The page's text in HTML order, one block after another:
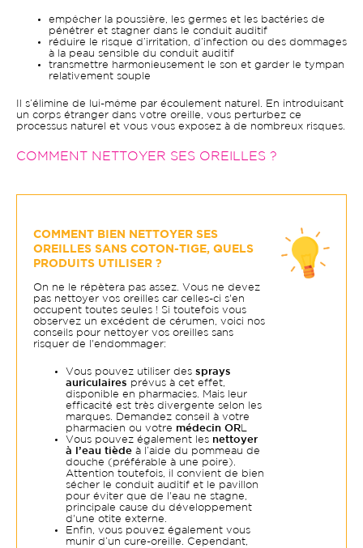
empêcher la poussière, les germes et les bactéries de
pénétrer et stagner dans le conduit auditif
réduire le risque d’irritation, d’infection ou des dommages
à la peau sensible du conduit auditif
transmettre harmonieusement le son et garder le tympan
relativement souple
Il s’élimine de lui-même par écoulement naturel. En introduisant
un corps étranger dans votre oreille, vous perturbez ce
processus naturel et vous vous exposez à de nombreux risques.
COMMENT NETTOYER SES OREILLES ?
COMMENT BIEN NETTOYER SES
OREILLES SANS COTON-TIGE, QUELS
PRODUITS UTILISER ?
On ne le répètera pas assez. Vous ne devez
pas nettoyer vos oreilles car celles-ci s'en
occupent toutes seules ! Si toutefois vous
observez un excédent de cérumen, voici nos
conseils pour nettoyer vos oreilles sans
risquer de l'endommager:
Vous pouvez utiliser des sprays
auriculaires prévus à cet effet,
disponible en pharmacies. Mais leur
efficacité est très divergente selon les
marques. Demandez conseil à votre
pharmacien ou votre médecin OR
Vous pouvez également les nettoyer
à l’eau tiède à l’aide du pommeau de
douche (préférable à une poire).
Attention toutefois, il convient de bien
sécher le conduit auditif et le pavillon
pour éviter que de l'eau ne stagne,
principale cause du développement
d'une otite externe.
Enfin, vous pouvez également vous
munir d’un cure-oreille. Cependant,